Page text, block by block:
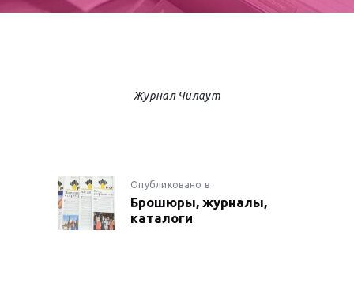
Журнал Чилаут
НАВИГАЦИЯ
ПО
Опубликовано вПредыдущая
запись:
Брошюры, журналы,
каталоги